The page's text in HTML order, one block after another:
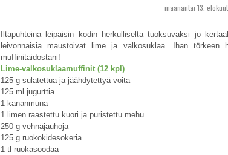
maanantai 13.
Iltapuhteina leipaisin kodin herkulliselta tuoksuvaksi jo
leivonnaisia maustoivat lime ja valkosuklaa. Ihan
muffinitaidostani!
Lime-valkosuklaamuffinit (12 kpl)
125 g sulatettua ja jäähdytettyä voita
125 ml jugurttia
1 kananmuna
1 limen raastettu kuori ja puristettu mehu
250 g vehnäjauhoja
125 g ruokokidesokeria
1 tl ruokasoodaa